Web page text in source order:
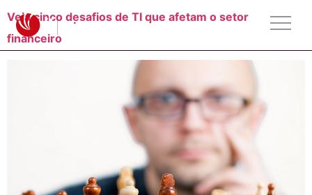
Veja cinco desafios de TI que afetam o setor
financeiro